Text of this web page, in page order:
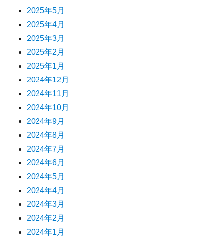
2025年5月
2025年4月
2025年3月
2025年2月
2025年1月
2024年12月
2024年11月
2024年10月
2024年9月
2024年8月
2024年7月
2024年6月
2024年5月
2024年4月
2024年3月
2024年2月
2024年1月